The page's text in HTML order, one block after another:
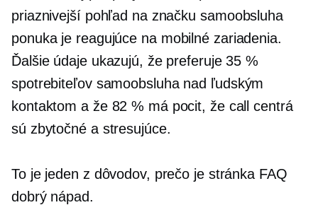
priaznivejší pohľad na značku samoobsluha
ponuka je reagujúce na mobilné zariadenia.
Ďalšie údaje ukazujú, že preferuje 35 %
spotrebiteľov samoobsluhanad ľudským
kontaktom a že 82 % má pocit, že call centrá
sú zbytočné a stresujúce.
To je jeden z dôvodov, prečo je stránka FAQ
dobrý nápad.